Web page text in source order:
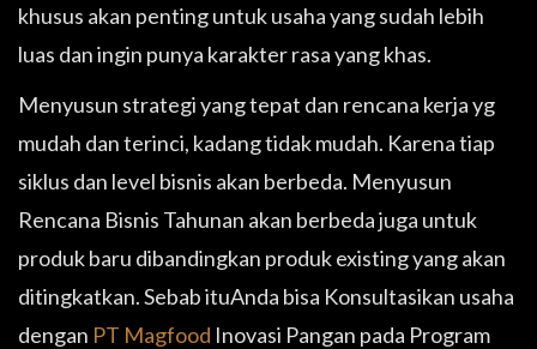
khusus akan penting untuk usaha yang sudah lebih
luas dan ingin punya karakter rasa yang khas.
Menyusun strategi yang tepat dan rencana kerja yg
mudah dan terinci, kadang tidak mudah. Karena tiap
siklus dan level bisnis akan berbeda. Menyusun
Rencana Bisnis Tahunan akan berbeda juga untuk
produk baru dibandingkan produk existing yang akan
ditingkatkan. Sebab ituAnda bisa Konsultasikan usaha
dengan PT Magfood Inovasi Pangan pada Program